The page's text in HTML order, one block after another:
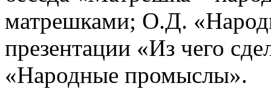
матрешками; О.Д.
презентации «Из чего
«Народные промыслы».